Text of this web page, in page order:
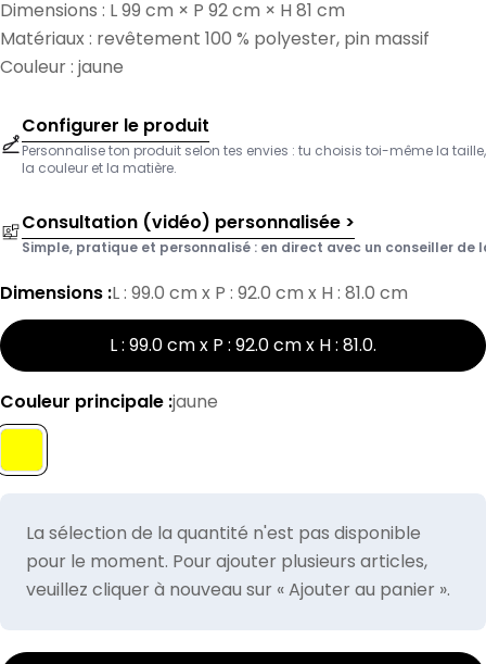
Dimensions : L 99 cm × P 92 cm × H 81 cm
Matériaux : revêtement 100 % polyester, pin massif
Couleur : jaune
Configurer le produit
Personnalise ton produit selon tes envies : tu choisis toi-même la taille,
la couleur et la matière.
Consultation (vidéo) personnalisée >
Simple, pratique et personnalisé : en direct avec un conseiller de
Dimensions :L : 99.0 cm x P : 92.0 cm x H : 81.0 cm
L : 99.0 cm x P : 92.0 cm x H : 81.0.
Couleur principale :jaune
La sélection de la quantité n'est pas disponible
pour le moment. Pour ajouter plusieurs articles,
veuillez cliquer à nouveau sur « Ajouter au panier ».